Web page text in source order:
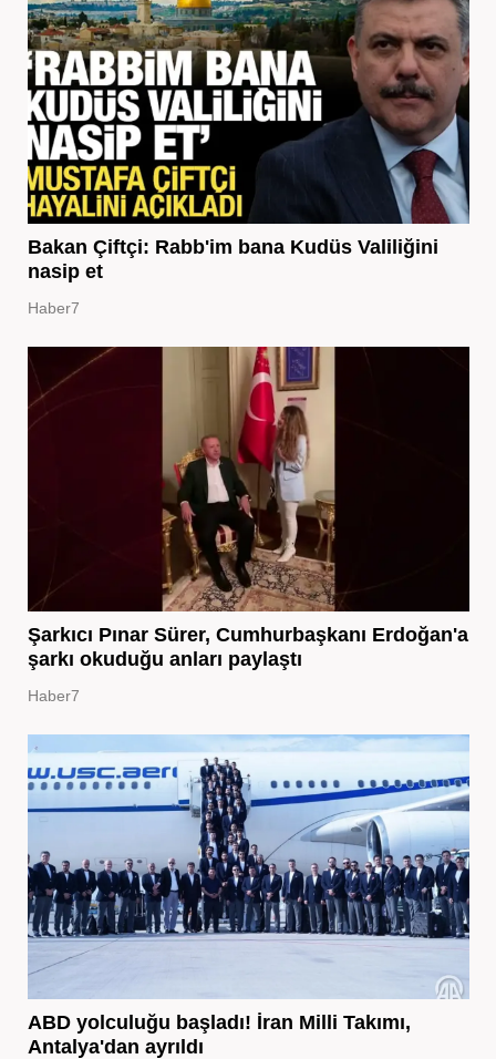
Bakan Çiftçi: Rabb'im bana Kudüs Valiliğini
nasip et
Haber7
Şarkıcı Pınar Sürer, Cumhurbaşkanı Erdoğan'a
şarkı okuduğu anları paylaştı
Haber7
ABD yolculuğu başladı! İran Milli Takımı,
Antalya'dan ayrıldı